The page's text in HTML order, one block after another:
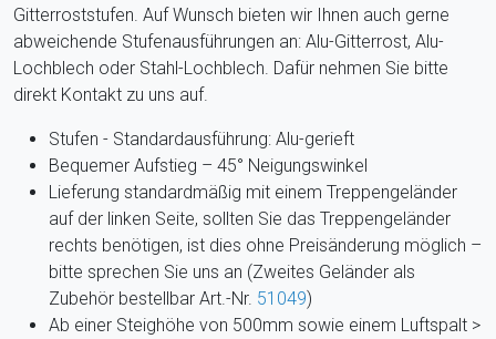
Gitterroststufen. Auf Wunsch bieten wir Ihnen auch gerne
abweichende Stufenausführungen an: Alu-Gitterrost, Alu-
Lochblech oder Stahl-Lochblech. Dafür nehmen Sie bitte
direkt Kontakt zu uns auf.
Stufen - Standardausführung: Alu-gerieft
Bequemer Aufstieg – 45° Neigungswinkel
Lieferung standardmäßig mit einem Treppengeländer
auf der linken Seite, sollten Sie das Treppengeländer
rechts benötigen, ist dies ohne Preisänderung möglich –
bitte sprechen Sie uns an (Zweites Geländer als
Zubehör bestellbar Art.-Nr. 51049)
Ab einer Steighöhe von 500mm sowie einem Luftspalt >